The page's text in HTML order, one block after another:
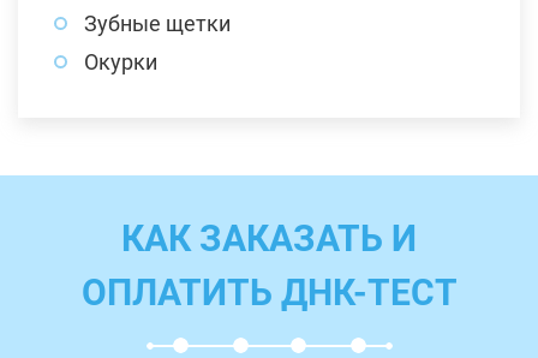
Зубные щетки
Окурки
КАК ЗАКАЗАТЬ И
ОПЛАТИТЬ ДНК-ТЕСТ